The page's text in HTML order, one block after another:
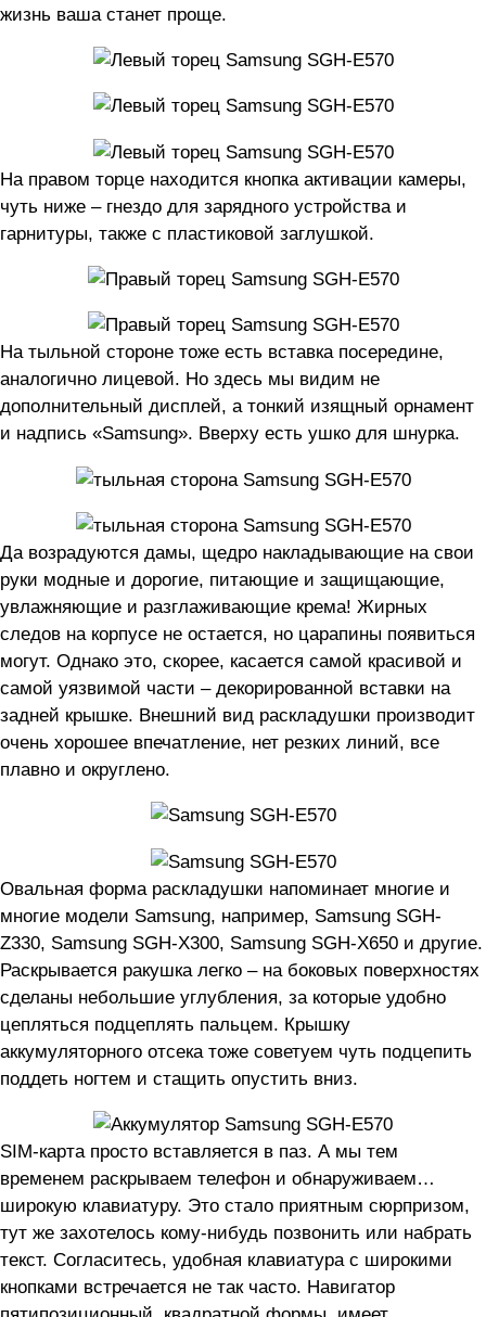
жизнь ваша станет проще.
На правом торце находится кнопка активации камеры,
чуть ниже – гнездо для зарядного устройства и
гарнитуры, также с пластиковой заглушкой.
На тыльной стороне тоже есть вставка посередине,
аналогично лицевой. Но здесь мы видим не
дополнительный дисплей, а тонкий изящный орнамент
и надпись «Samsung». Вверху есть ушко для шнурка.
Да возрадуются дамы, щедро накладывающие на свои
руки модные и дорогие, питающие и защищающие,
увлажняющие и разглаживающие крема! Жирных
следов на корпусе не остается, но царапины появиться
могут. Однако это, скорее, касается самой красивой и
самой уязвимой части – декорированной вставки на
задней крышке. Внешний вид раскладушки производит
очень хорошее впечатление, нет резких линий, все
плавно и округлено.
Овальная форма раскладушки напоминает многие и
многие модели Samsung, например, Samsung SGH-
Z330, Samsung SGH-X300, Samsung SGH-X650 и другие.
Раскрывается ракушка легко – на боковых поверхностях
сделаны небольшие углубления, за которые удобно
цепляться подцеплять пальцем. Крышку
аккумуляторного отсека тоже советуем чуть подцепить
поддеть ногтем и стащить опустить вниз.
SIM-карта просто вставляется в паз. А мы тем
временем раскрываем телефон и обнаруживаем…
широкую клавиатуру. Это стало приятным сюрпризом,
тут же захотелось кому-нибудь позвонить или набрать
текст. Согласитесь, удобная клавиатура с широкими
кнопками встречается не так часто. Навигатор